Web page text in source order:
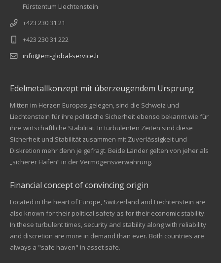
Fürstentum Liechtenstein
+423 230 31 21
+423 230 31 222
info@em-global-service.li
Edelmetallkonzept mit überzeugendem Ursprung
Mitten im Herzen Europas gelegen, sind die Schweiz und
Liechtenstein für ihre politische Sicherheit ebenso bekannt wie für
ihre wirtschaftliche Stabilität. In turbulenten Zeiten sind diese
Sicherheit und Stabilität zusammen mit Zuverlässigkeit und
Diskretion mehr denn je gefragt. Beide Länder gelten von jeher als
„sicherer Hafen“ in der Vermögensverwahrung.
Financial concept of convincing origin
Located in the heart of Europe, Switzerland and Liechtenstein are
also known for their political safety as for their economic stability.
In these turbulent times, security and stability along with reliability
and discretion are more in demand than ever. Both countries are
always a "safe haven" in asset safe.
Kundenbewertungen und Erfahrungen zu
EM Global Service AG